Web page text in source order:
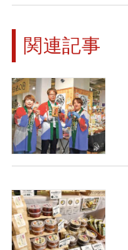
関連記事